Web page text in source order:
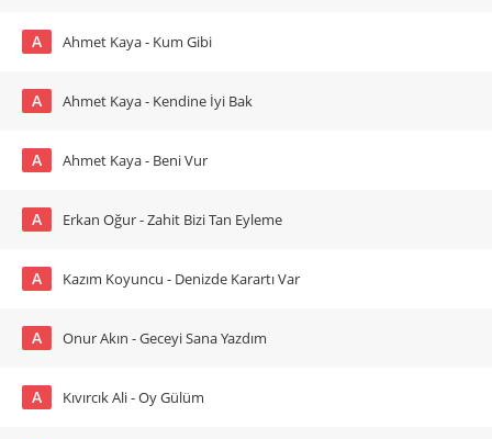
A Ahmet Kaya - Kum Gibi
A Ahmet Kaya - Kendine İyi Bak
A Ahmet Kaya - Beni Vur
A Erkan Oğur - Zahit Bizi Tan Eyleme
A Kazım Koyuncu - Denizde Karartı Var
A Onur Akın - Geceyi Sana Yazdım
A Kıvırcık Ali - Oy Gülüm